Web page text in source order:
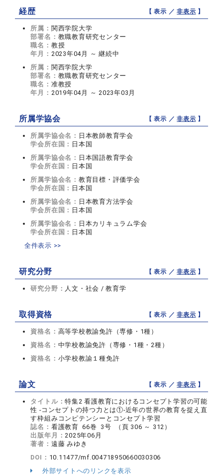
経歴 【 表示 ／非表示 】
所属： 関西学院大学
部署名： 教職教育研究センター
職名： 教授
年月： 2023年04月 ～ 継続中
所属： 関西学院大学
部署名： 教職教育研究センター
職名： 准教授
年月： 2019年04月 ～ 2023年03月
所属学協会 【 表示 ／非表示 】
所属学協会名： 日本教師教育学会
学会所在国： 日本国
所属学協会名： 日本国語教育学会
学会所在国： 日本国
所属学協会名： 教育目標・評価学会
学会所在国： 日本国
所属学協会名： 日本教育方法学会
学会所在国： 日本国
所属学協会名： 日本カリキュラム学会
学会所在国： 日本国
全件表示 >>
研究分野 【 表示 ／非表示 】
研究分野： 人文・社会 / 教育学
取得資格 【 表示 ／非表示 】
資格名： 高等学校教諭免許（専修・1種）
資格名： 中学校教諭免許（専修・1種・2種）
資格名： 小学校教諭１種免許
論文 【 表示 ／非表示 】
タイトル：特集2 看護教育におけるコンセプト学習の可能
性 -コンセプトの持つ力とは①-近年の世界の教育を捉え直
す枠組みコンピテンシーとコンセプト学習
誌名： 看護教育 66巻 3号 （頁 306 ～ 312）
出版年月：2025年06月
著者： 遠藤 みゆき
DOI： 10.11477/mf.004718950660030306
外部サイトへのリンクを表示